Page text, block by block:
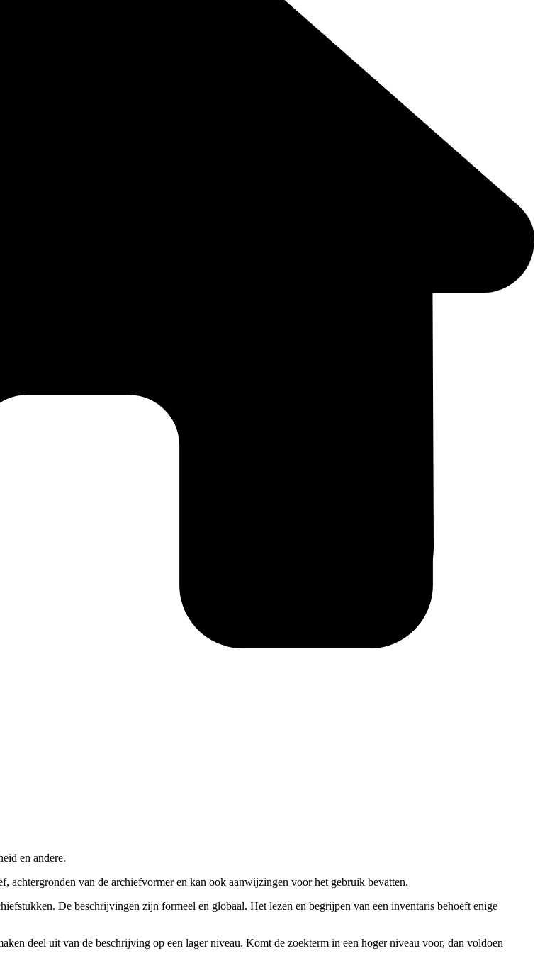
en andere.
achtergronden van de archiefvormer en kan ook aanwijzingen voor het gebruik bevatten.
De beschrijvingen zijn formeel en globaal. Het lezen en begrijpen van een inventaris behoeft enige
deel uit van de beschrijving op een lager niveau. Komt de zoekterm in een hoger niveau voor, dan voldoen